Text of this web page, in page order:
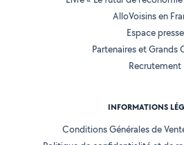
AlloVoisins en
Espace presse
Partenaires et Grands
Recrutement
INFORMATIONS
Conditions Générales de